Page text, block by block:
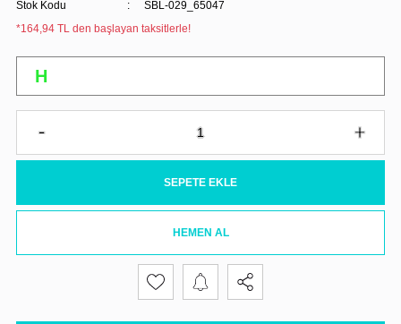
Stok Kodu
SBL-029_65047
*164,94 TL den başlayan taksitlerle!
SEPETE EKLE
HEMEN AL